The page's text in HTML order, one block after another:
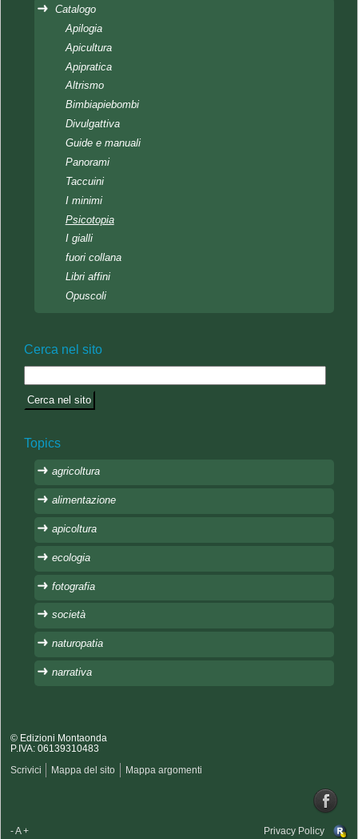
Catalogo
Apilogia
Apicultura
Apipratica
Altrismo
Bimbiapiebombi
Divulgattiva
Guide e manuali
Panorami
Taccuini
I minimi
Psicotopia
I gialli
fuori collana
Libri affini
Opuscoli
Cerca nel sito
Topics
agricoltura
alimentazione
apicoltura
ecologia
fotografia
società
naturopatia
narrativa
© Edizioni Montaonda
P.IVA: 06139310483
Scrivici Mappa del sito Mappa argomenti
Privacy Policy
- A +